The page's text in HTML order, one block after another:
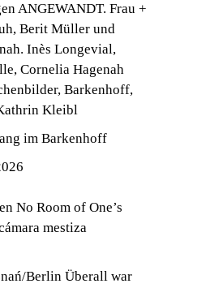
ANGEWANDT. Frau +
Berit Müller und
Inès Longevial,
Cornelia Hagenah
Barkenhoff,
Kleibl
im Barkenhoff
No Room of One’s
mestiza
Berlin Überall war